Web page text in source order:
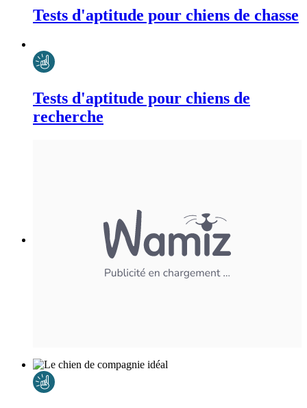
Tests d'aptitude pour chiens de chasse
Tests d'aptitude pour chiens de
recherche